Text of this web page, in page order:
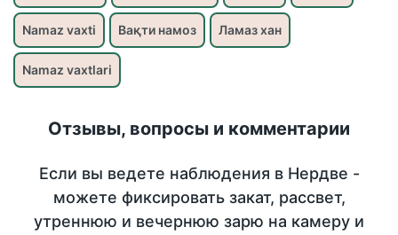
Namaz vaxti Вақти намоз Ламаз хан
Namaz vaxtlari
Отзывы, вопросы и комментарии
Если вы ведете наблюдения в Нердве -
можете фиксировать закат, рассвет,
утреннюю и вечернюю зарю на камеру и